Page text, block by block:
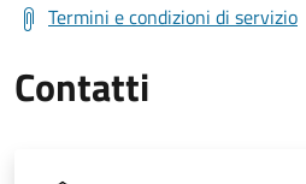
Termini e condizioni di servizio
Contatti